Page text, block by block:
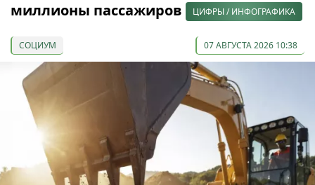
миллионы пассажиров
ЦИФРЫ / ИНФОГРАФИКА
СОЦИУМ 07 АВГУСТА 2026 10:38